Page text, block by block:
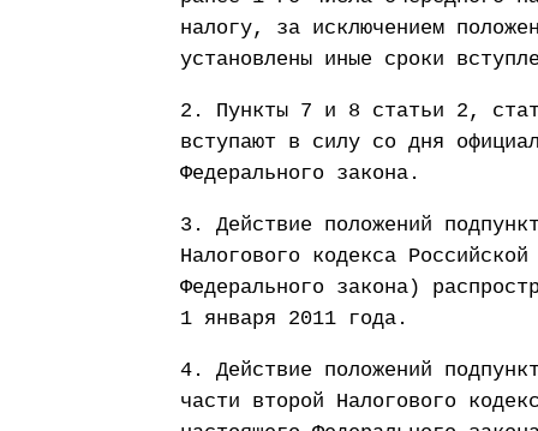
налогу, за исключением
установлены иные сроки
2. Пункты 7 и 8 статьи 2,
вступают в силу со дня
Федерального закона.
3. Действие положений
Налогового кодекса
Федерального закона)
1 января 2011 года.
4. Действие положений
части второй Налогового